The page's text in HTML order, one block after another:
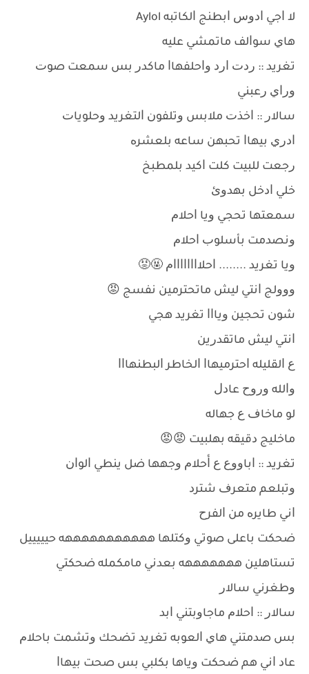
ﻻ ﺍﺟﻲ ﺍﺩﻭﺱ ﺍﺑﻄﻨﺞ ﺍﻟﻜﺎﺗﺒﻪ Aylol
ﻫﺎﻱ ﺳﻮﺍﻟﻒ ﻣﺎﺗﻤﺸﻲ ﻋﻠﻴﻪ
ﺗﻐﺮﻳﺪ :: ﺭﺩﺕ ﺍﺭﺩ ﻭﺍﺣﻠﻔﻬﺎﺍ ﻣﺎﻛﺪﺭ ﺑﺲ ﺳﻤﻌﺖ ﺻﻮﺕ
ﻭﺭﺍﻱ ﺭﻋﺒﻨﻲ
ﺳﺎﻻﺭ :: ﺍﺧﺬﺕ ﻣﻼﺑﺲ ﻭﺗﻠﻔﻮﻥ ﺍﻟﺘﻐﺮﻳﺪ ﻭﺣﻠﻮﻳﺎﺕ
ﺍﺩﺭﻱ ﺑﻴﻬﺎﺍ ﺗﺤﺒﻬﻦ ﺳﺎﻋﻪ ﺑﻠﻌﺸﺮﻩ
ﺭﺟﻌﺖ ﻟﻠﺒﻴﺖ ﻛﻠﺖ ﺍﻛﻴﺪ ﺑﻠﻤﻄﺒﺦ
ﺧﻠﻲ ﺍﺩﺧﻞ ﺑﻬﺪﻭﺉ
ﺳﻤﻌﺘﻬﺎ ﺗﺤﺠﻲ ﻭﻳﺎ ﺍﺣﻼﻡ
ﻭﻧﺼﺪﻣﺖ ﺑﺄﺳﻠﻮﺏ ﺍﺣﻼﻡ
ﻭﻳﺎ ﺗﻐﺮﻳﺪ ........ ﺍﺣﻼﺍﺍﺍﺍﺍﺍﺍﻡ 🤬😡
ﻭﻭﻭﻟﺞ ﺍﻧﺘﻲ ﻟﻴﺶ ﻣﺎﺗﺤﺘﺮﻣﻴﻦ ﻧﻔﺴﺞ 😡
ﺷﻮﻥ ﺗﺤﺠﻴﻦ ﻭﻳﺎﺍﺍ ﺗﻐﺮﻳﺪ ﻫﺠﻲ
ﺍﻧﺘﻲ ﻟﻴﺶ ﻣﺎﺗﻘﺪﺭﻳﻦ
ﻉ ﺍﻟﻘﻠﻴﻠﻪ ﺍﺣﺘﺮﻣﻴﻬﺎﺍ ﺍﻟﺨﺎﻃﺮ ﺍﻟﺒﻄﻨﻬﺎﺍﺍ
ﻭﺍﻟﻠﻪ ﻭﺭﻭﺡ ﻋﺎﺩﻝ
ﻟﻮ ﻣﺎﺧﺎﻑ ﻉ ﺟﻬﺎﻟﻪ
ﻣﺎﺧﻠﻴﺞ ﺩﻗﻴﻘﻪ ﺑﻬﻠﺒﻴﺖ 😡😡
ﺗﻐﺮﻳﺪ :: ﺍﺑﺎﻭﻭﻉ ﻉ ﺃﺣﻼﻡ ﻭﺟﻬﻬﺎ ﺿﻞ ﻳﻨﻄﻲ ﺍﻟﻮﺍﻥ
ﻭﺗﺒﻠﻌﻢ ﻣﺘﻌﺮﻑ ﺷﺘﺮﺩ
ﺍﻧﻲ ﻃﺎﻳﺮﻩ ﻣﻦ ﺍﻟﻔﺮﺡ
ﺿﺤﻜﺖ ﺑﺎﻋﻠﻰ ﺻﻮﺗﻲ ﻭﻛﺘﻠﻬﺎ ﻫﻬﻬﻬﻬﻬﻬﻬﻬﻬﻬﻪ ﺣﻴﻴﻴﻴﻴﻞ
ﺗﺴﺘﺎﻫﻠﻴﻦ ﻫﻬﻬﻬﻬﻬﻬﻪ ﺑﻌﺪﻧﻲ ﻣﺎﻣﻜﻤﻠﻪ ﺿﺤﻜﺘﻲ
ﻭﻃﻐﺮﻧﻲ ﺳﺎﻻﺭ
ﺳﺎﻻﺭ :: ﺍﺣﻼﻡ ﻣﺎﺟﺎﻭﺑﺘﻨﻲ ﺍﺑﺪ
ﺑﺲ ﺻﺪﻣﺘﻨﻲ ﻫﺎﻱ ﺍﻟﻌﻮﺑﻪ ﺗﻐﺮﻳﺪ ﺗﻀﺤﻚ ﻭﺗﺸﻤﺖ ﺑﺎﺣﻼﻡ
ﻋﺎﺩ ﺍﻧﻲ ﻫﻢ ﺿﺤﻜﺖ ﻭﻳﺎﻫﺎ ﺑﻜﻠﺒﻲ ﺑﺲ ﺻﺤﺖ ﺑﻴﻬﺎﺍ